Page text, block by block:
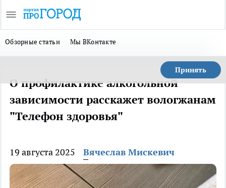
Обзорные статьи Мы ВКонтакте
Принять
О профилактике алкогольной
зависимости расскажет вологжанам
"Телефон здоровья"
19 августа 2025 Вячеслав Мискевич